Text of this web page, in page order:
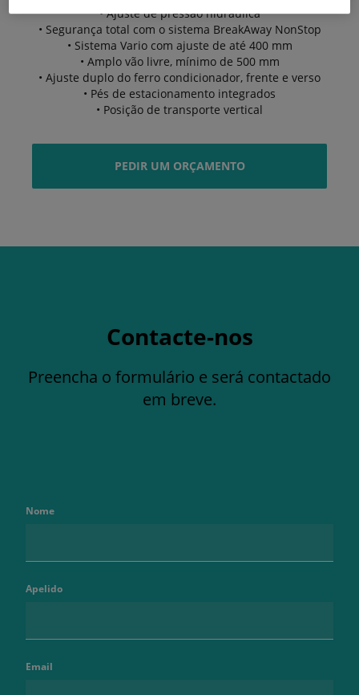
• Ajuste de pressão hidráulica
• Segurança total com o sistema BreakAway NonStop
• Sistema Vario com ajuste de até 400 mm
• Amplo vão livre, mínimo de 500 mm
• Ajuste duplo do ferro condicionador, frente e verso
• Pés de estacionamento integrados
• Posição de transporte vertical
PEDIR UM ORÇAMENTO
Contacte-nos
Preencha o formulário e será contactado
em breve.
Nome
Apelido
Email